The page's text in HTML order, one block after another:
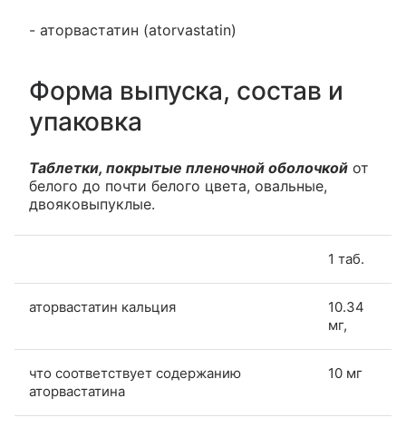
- аторвастатин (atorvastatin)
Форма выпуска, состав и
упаковка
Таблетки, покрытые пленочной оболочкой от
белого до почти белого цвета, овальные,
двояковыпуклые.
1 таб.
аторвастатин кальция
10.34
мг,
что соответствует содержанию
аторвастатина
10 мг